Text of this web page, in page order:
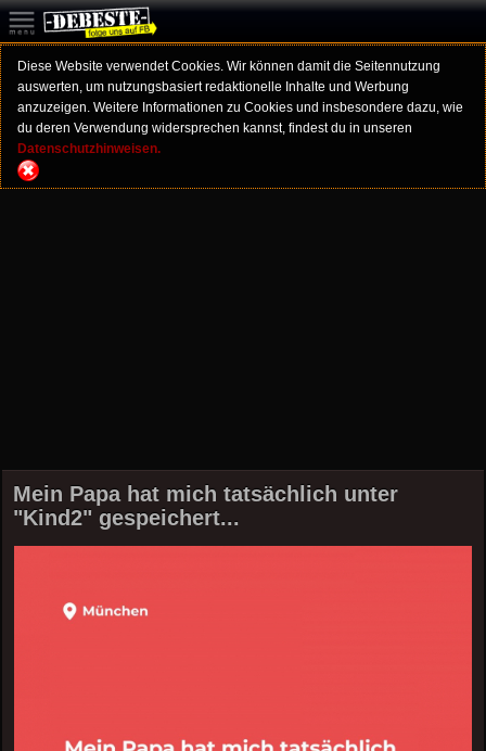
Diese Website verwendet Cookies. Wir können damit die Seitennutzung
auswerten, um nutzungsbasiert redaktionelle Inhalte und Werbung
anzuzeigen. Weitere Informationen zu Cookies und insbesondere dazu, wie
du deren Verwendung widersprechen kannst, findest du in unseren
Datenschutzhinweisen.
Mein Papa hat mich tatsächlich unter
"Kind2" gespeichert...